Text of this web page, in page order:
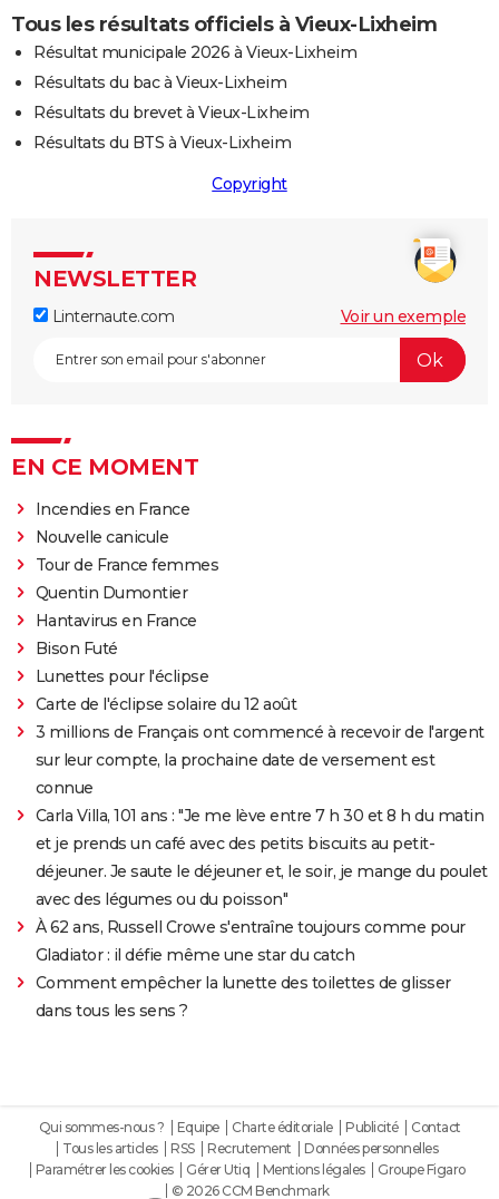
Tous les résultats officiels à Vieux-Lixheim
Résultat municipale 2026 à Vieux-Lixheim
Résultats du bac à Vieux-Lixheim
Résultats du brevet à Vieux-Lixheim
Résultats du BTS à Vieux-Lixheim
Copyright
NEWSLETTER
Linternaute.com Voir un exemple
EN CE MOMENT
Incendies en France
Nouvelle canicule
Tour de France femmes
Quentin Dumontier
Hantavirus en France
Bison Futé
Lunettes pour l'éclipse
Carte de l'éclipse solaire du 12 août
3 millions de Français ont commencé à recevoir de l'argent
sur leur compte, la prochaine date de versement est
connue
Carla Villa, 101 ans : "Je me lève entre 7 h 30 et 8 h du matin
et je prends un café avec des petits biscuits au petit-
déjeuner. Je saute le déjeuner et, le soir, je mange du poulet
avec des légumes ou du poisson"
À 62 ans, Russell Crowe s'entraîne toujours comme pour
Gladiator : il défie même une star du catch
Comment empêcher la lunette des toilettes de glisser
dans tous les sens ?
Qui sommes-nous ? Equipe Charte éditoriale Publicité
Contact
Tous les articles
RSS Recrutement
Données personnelles
Paramétrer les cookies
Gérer Utiq Mentions légales
Groupe Figaro
© 2026 CCM Benchmark